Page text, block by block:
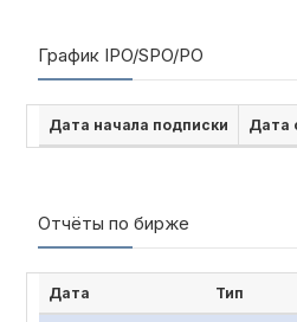
График IPO/SPO/PO
Дата начала подписки Дата
Отчёты по бирже
Дата Тип